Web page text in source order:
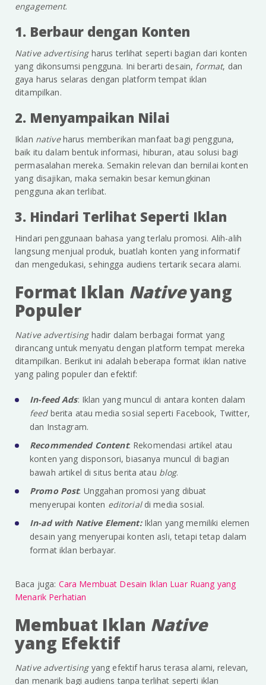
engagement.
1. Berbaur dengan Konten
Native advertisingharus terlihat seperti bagian dari konten
yang dikonsumsi pengguna. Ini berarti desain, format, dan
gaya harus selaras dengan platform tempat iklan
ditampilkan.
2. Menyampaikan Nilai
Iklan nativeharus memberikan manfaat bagi pengguna,
baik itu dalam bentuk informasi, hiburan, atau solusi bagi
permasalahan mereka. Semakin relevan dan bernilai konten
yang disajikan, maka semakin besar kemungkinan
pengguna akan terlibat.
3. Hindari Terlihat Seperti Iklan
Hindari penggunaan bahasa yang terlalu promosi. Alih-alih
langsung menjual produk, buatlah konten yang informatif
dan mengedukasi, sehingga audiens tertarik secara alami.
Format Iklan Nativeyang
Populer
Native advertisinghadir dalam berbagai format yang
dirancang untuk menyatu dengan platform tempat mereka
ditampilkan. Berikut ini adalah beberapa format iklan native
yang paling populer dan efektif:
In-feed Ads: Iklan yang muncul di antara konten dalam
feed berita atau media sosial seperti Facebook, Twitter,
dan Instagram.
Recommended Content: Rekomendasi artikel atau
konten yang disponsori, biasanya muncul di bagian
bawah artikel di situs berita atau blog.
Promo Post: Unggahan promosi yang dibuat
menyerupai konten editorial di media sosial.
In-ad with Native Element:Iklan yang memiliki elemen
desain yang menyerupai konten asli, tetapi tetap dalam
format iklan berbayar.
Baca juga: Cara Membuat Desain Iklan Luar Ruang yang
Menarik Perhatian
Membuat Iklan Native
yang Efektif
Native advertising yang efektif harus terasa alami, relevan,
dan menarik bagi audiens tanpa terlihat seperti iklan